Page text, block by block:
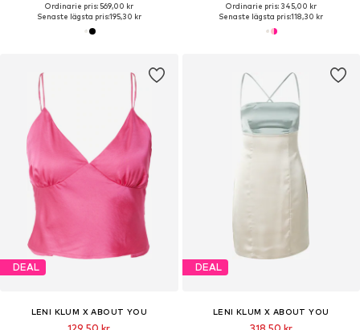
Ordinarie pris: 569,00 kr
Senaste lägsta pris:195,30 kr
Ordinarie pris: 345,00 kr
Senaste lägsta pris:118,30 kr
DEAL
LENI KLUM X ABOUT YOU
DEAL
LENI KLUM X ABOUT YOU